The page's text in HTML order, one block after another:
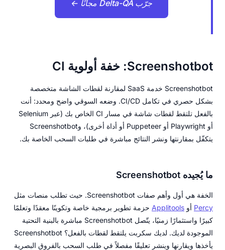
جرّب Delta-QA مجانًا ←
Screenshotbot: خفة أولوية CI
Screenshotbot خدمة SaaS لمقارنة لقطات الشاشة متخصصة
بشكل حصري في تكامل CI/CD. وضعه السوقي واضح ومحدد: أنت
بالفعل تلتقط لقطات شاشة في مسار CI الخاص بك (عبر Selenium
أو Playwright أو Puppeteer أو أداة أخرى)، وScreenshotbot
يتكفّل بمقارنتها ونشر النتائج مباشرة في طلبات السحب الخاصة بك.
ما يُجيده Screenshotbot
الخفة هي أول وأهم صفات Screenshotbot. حيث تطلب منصات مثل
Percy أو Applitools حزمة تطوير برمجية خاصة وتكوينًا معقدًا وتعلمًا
كبيرًا واستثمارًا زمنيًا، يتّصل Screenshotbot مباشرة بالبنية التحتية
الموجودة لديك. لديك سكربت يلتقط لقطات بالفعل؟ Screenshotbot
يأخذها ويقارنها وينشر تعليقًا مفصلاً في طلب السحب بالفروق البصرية